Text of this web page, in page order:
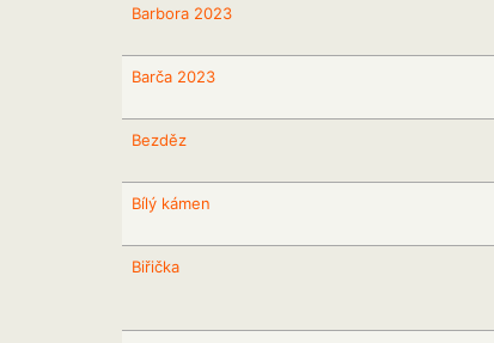
Barbora 2023
Barča 2023
Bezděz
Bílý kámen
Biřička